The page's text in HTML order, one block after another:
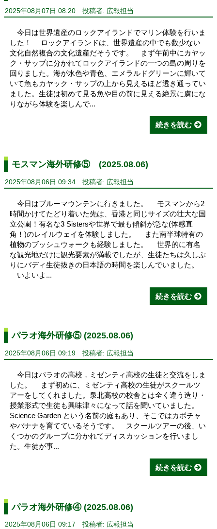
2025年08月07日 08:20 投稿者: 広報担当
今日は世界遺産のロックアイランドでマリン体験を行いま
した！ ロックアイランドは、世界遺産の中でも数少ない
文化自然複合の文化遺産だそうです。 まず午前中にカヤッ
ク・サップに分かれてロックアイランドの一つの島の周りを
回りました。海が水色や青色、エメラルドグリーンに輝いて
いて魚もカヤック・サップの上から見えるほど透き通ってい
ました。生徒は初めて見る魚や目の前に見える絶景に虜にな
りながら体験を楽しんで...
続きを読む
モスマン海外研修⑤ (2025.08.06)
2025年08月06日 09:34 投稿者: 広報担当
今日はブルーマウンテンに行きました。 モスマンから2
時間かけてたどり着いた先は、香港と同じサイズの壮大な国
立公園！有名な3 Sistersや世界で最も傾斜が急な(体感直
角！)のレイルウェイを体験しました。 また南半球特有の
植物のブッシュウォークも経験しました。 世界的に有名
な観光地だけに観光要素が満載でしたが、生徒たちは久しぶ
りにバディ生徒抜きの日本語の時間を楽しんでいました。
いよいよ...
続きを読む
パラオ海外研修⑤ (2025.08.06)
2025年08月06日 09:19 投稿者: 広報担当
今日はパラオの高校，ミゼンティ高校の生徒と交流をしま
した。 まず初めに、ミゼンティ高校の生徒がスクールツ
アーをしてくれました。泉北高校の校舎とは全く違う造り・
授業形式で生徒も興味津々になって話を聞いていました。
Science Garden という名前の庭もあり、そこではカボチャ
やバナナを育てているそうです。 スクールツアーの後、い
くつかのグループに分かれてディスカッションを行いまし
た。生徒が事...
続きを読む
パラオ海外研修④ (2025.08.06)
2025年08月06日 09:17 投稿者: 広報担当